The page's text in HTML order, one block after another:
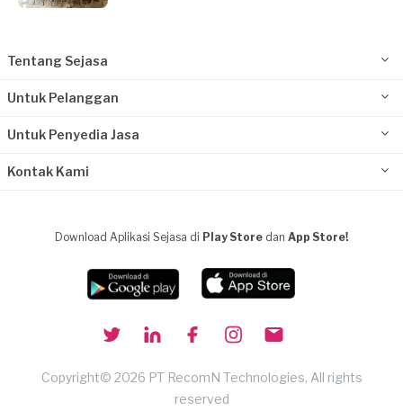
Tentang Sejasa
Untuk Pelanggan
Untuk Penyedia Jasa
Kontak Kami
Download Aplikasi Sejasa di Play Store dan App Store!
Copyright© 2026 PT RecomN Technologies, All rights
reserved